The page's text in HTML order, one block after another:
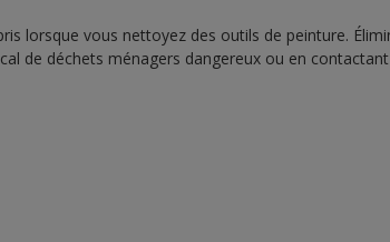
lorsque vous nettoyez des outils de peinture.
de déchets ménagers dangereux ou en